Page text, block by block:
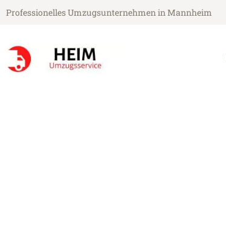
Professionelles Umzugsunternehmen in Mannheim